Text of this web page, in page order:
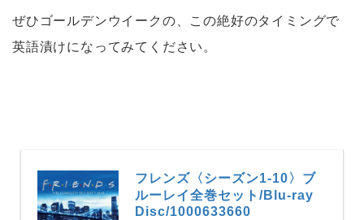
ぜひゴールデンウイークの、この絶好のタイミングで
英語漬けになってみてください。
フレンズ〈シーズン1-10〉ブ
ルーレイ全巻セット/Blu-ray
Disc/1000633660